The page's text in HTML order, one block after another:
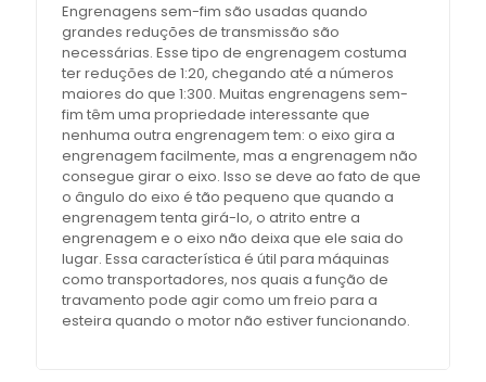
Engrenagens sem-fim são usadas quando
grandes reduções de transmissão são
necessárias. Esse tipo de engrenagem costuma
ter reduções de 1:20, chegando até a números
maiores do que 1:300. Muitas engrenagens sem-
fim têm uma propriedade interessante que
nenhuma outra engrenagem tem: o eixo gira a
engrenagem facilmente, mas a engrenagem não
consegue girar o eixo. Isso se deve ao fato de que
o ângulo do eixo é tão pequeno que quando a
engrenagem tenta girá-lo, o atrito entre a
engrenagem e o eixo não deixa que ele saia do
lugar. Essa característica é útil para máquinas
como transportadores, nos quais a função de
travamento pode agir como um freio para a
esteira quando o motor não estiver funcionando.